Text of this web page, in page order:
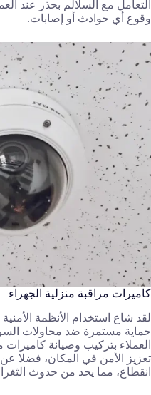
التعامل مع السلالم بحذر عند
وقوع أي حوادث أو إصابات.
كاميرات مراقبة منزلية الجهراء
لقد شاع استخدام الأنظمة
حماية مستمرة ضد محاولات
العملاء بتركيب وصيانة
تعزيز الأمن في المكان، فضلا
انقطاع، مما يحد من حدوث